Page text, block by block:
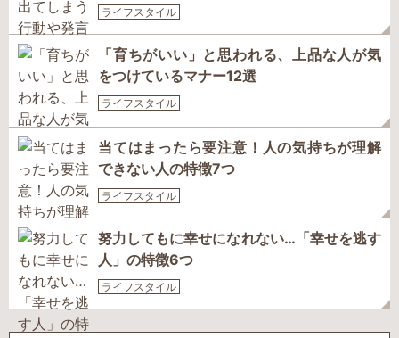
ライフスタイル
「育ちがいい」と思われる、上品な人が気
をつけているマナー12選
ライフスタイル
当てはまったら要注意！人の気持ちが理解
できない人の特徴7つ
ライフスタイル
努力してもに幸せになれない…「幸せを逃す
人」の特徴6つ
ライフスタイル